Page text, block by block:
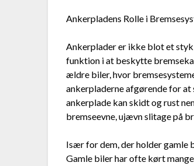
Ankerpladens Rolle i
Ankerplader er ikke blot et
funktion i at beskytte
ældre biler, hvor
ankerpladerne afgørende for
ankerplade kan skidt og rust
bremseevne, ujævn slitage på
Især for dem, der holder
Gamle biler har ofte kørt